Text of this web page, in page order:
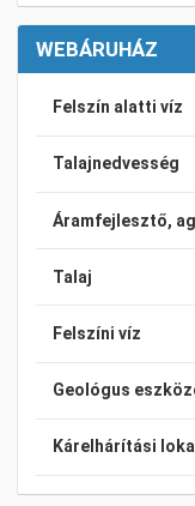
WEBÁRUHÁZ
Felszín alatti víz
Talajnedvesség
Áramfejlesztő,
Talaj
Felszíni víz
Geológus
Kárelhárítási